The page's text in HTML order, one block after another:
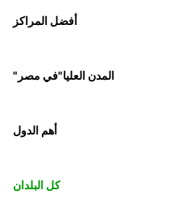
أفضل المراكز
"المدن العليا"في مصر
أهم الدول
كل البلدان